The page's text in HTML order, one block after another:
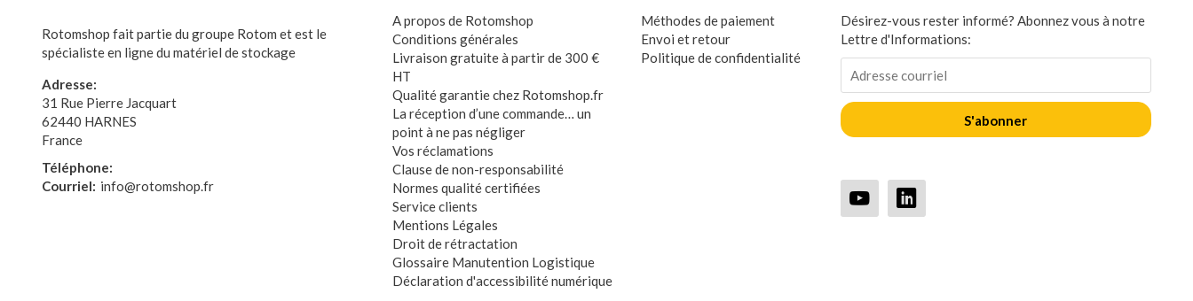
Rotomshop fait partie du groupe Rotom et est le
spécialiste en ligne du matériel de stockage
Adresse:
31 Rue Pierre Jacquart
62440 HARNES
France
Téléphone:
Courriel: info@rotomshop.fr
A propos de Rotomshop
Conditions générales
Livraison gratuite à partir de 300 €
HT
Qualité garantie chez Rotomshop.fr
La réception d’une commande… un
point à ne pas négliger
Vos réclamations
Clause de non-responsabilité
Normes qualité certifiées
Service clients
Mentions Légales
Droit de rétractation
Glossaire Manutention Logistique
Déclaration d'accessibilité numérique
Méthodes de paiement
Envoi et retour
Politique de confidentialité
Désirez-vous rester informé? Abonnez vous à notre
Lettre d'Informations:
S'abonner